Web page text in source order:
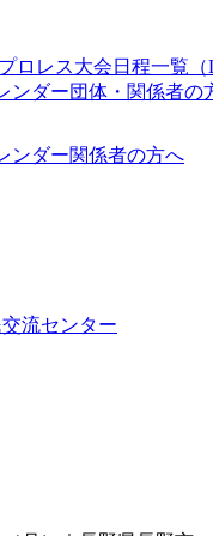
ロレス大会日程一覧（
ンダー団体・関係者の
ンダー関係者の方へ
流センター